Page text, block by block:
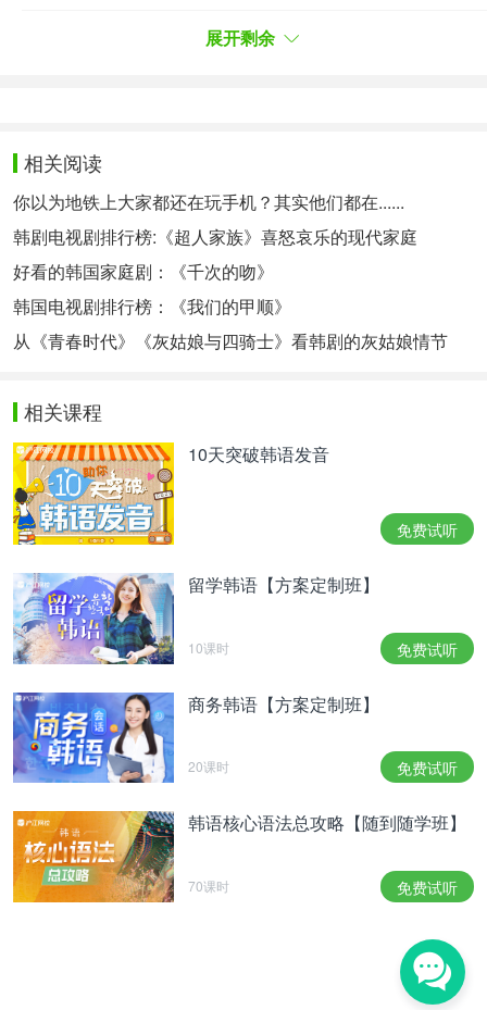
게 되었다. 심지어 사람을 죽일 수도 있을 만큼.
内心传达给他的声音，而模仿他所写的小说进行犯罪
的跟踪骚扰者令韩世洲陷入更大的混乱之中。自己的
小说就像被称为“芝加哥打字机”的汤普森冲锋枪一
样，拥有会对某个人产生可怕结果的影响力，甚至还
能杀人于无形。
게다가 그 스토커가 한 말, 한세주가 자신에게 살인
의 영감을 주었듯이 자신이 그에게 문학적 영감을 주
었다는 말이 그에게는 날카로운 가시처럼 박힌다. 그
두 인물이 양편에 서 있는 셈이다. 하나는 장르 소설
속에서 누군가 살인을 저지르는 인물을 그려내게 하
는 영감을 주는 스토커 같은 인물이고, 다른 하나는
그런 삼류소설 쓰지 말고 위대한 작품을 쓰라며 영감
을 주는 전설 같은 인물이다.
正如韩世洲给了他杀人的灵感一样，自己也给韩世洲
文学创造上的灵感。那名跟踪骚扰者的话就像一根刺
一样扎在了韩世洲的心上。所以韩世洲内心的天平上
站着给予他完全相反灵感的两个人物。一个是像那个
跟踪骚扰者一样，给予他在长篇小说描绘杀人者灵感
的人物，一个是提醒他不要写那种三流小说，要写就
写伟大作品的人物。
소설이 잘 써지지 않는 한세주를 끝없이 몰아세우는
건 전속 출판사인 황금곰 대표 갈지석(조우진)이다.
그는 소설을 작품이 아닌 상품으로 본다. 소설의 성
공을 게임과 영화 등등으로 멀티유즈하여 엄청난 비
즈니스로 만들어내려 한다. 그래서 슬럼프에 빠진 한
세주에게 유령작가를 쓰자는 은밀한 제안을 한다. 여
기서 등장하는 인물이 바로 유진오다. 그런데 드라마
재로 연출하고 있다. 어쩌면 그 역시 한세주가 만들
어낸 상상 속의 인물일 가능성을 말해주는 대목이다.
而韩世洲所属的出版公司黄金熊代表葛志锡（赵宇
展开剩余
相关阅读
你以为地铁上大家都还在玩手机？其实他们都在......
韩剧电视剧排行榜:《超人家族》喜怒哀乐的现代家庭
好看的韩国家庭剧：《千次的吻》
韩国电视剧排行榜：《我们的甲顺》
从《青春时代》《灰姑娘与四骑士》看韩剧的灰姑娘情节
相关课程
10天突破韩语发音
免费试听
留学韩语【方案定制班】
10课时 免费试听
商务韩语【方案定制班】
20课时 免费试听
韩语核心语法总攻略【随到随学班】
70课时 免费试听